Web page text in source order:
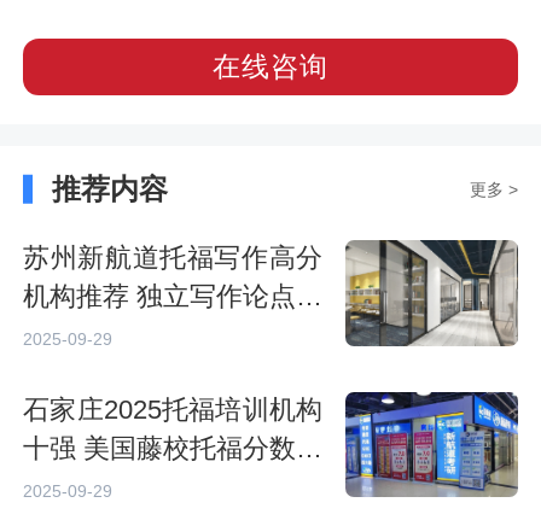
在线咨询
推荐内容 更多 >
苏州新航道托福写作高分
机构推荐 独立写作论点拓
展技巧
2025-09-29
石家庄2025托福培训机构
十强 美国藤校托福分数门
槛解析
2025-09-29